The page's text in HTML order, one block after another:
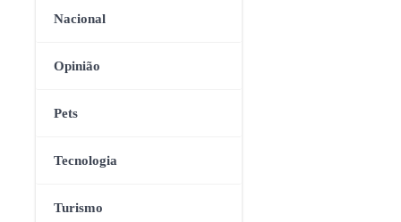
Nacional
Opinião
Pets
Tecnologia
Turismo